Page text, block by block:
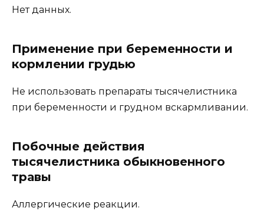
Нет данных.
Применение при беременности и
кормлении грудью
Не использовать препараты тысячелистника
при беременности и грудном вскармливании.
Побочные действия
тысячелистника обыкновенного
травы
Аллергические реакции.